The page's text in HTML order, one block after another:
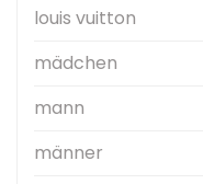
louis vuitton
mädchen
mann
männer